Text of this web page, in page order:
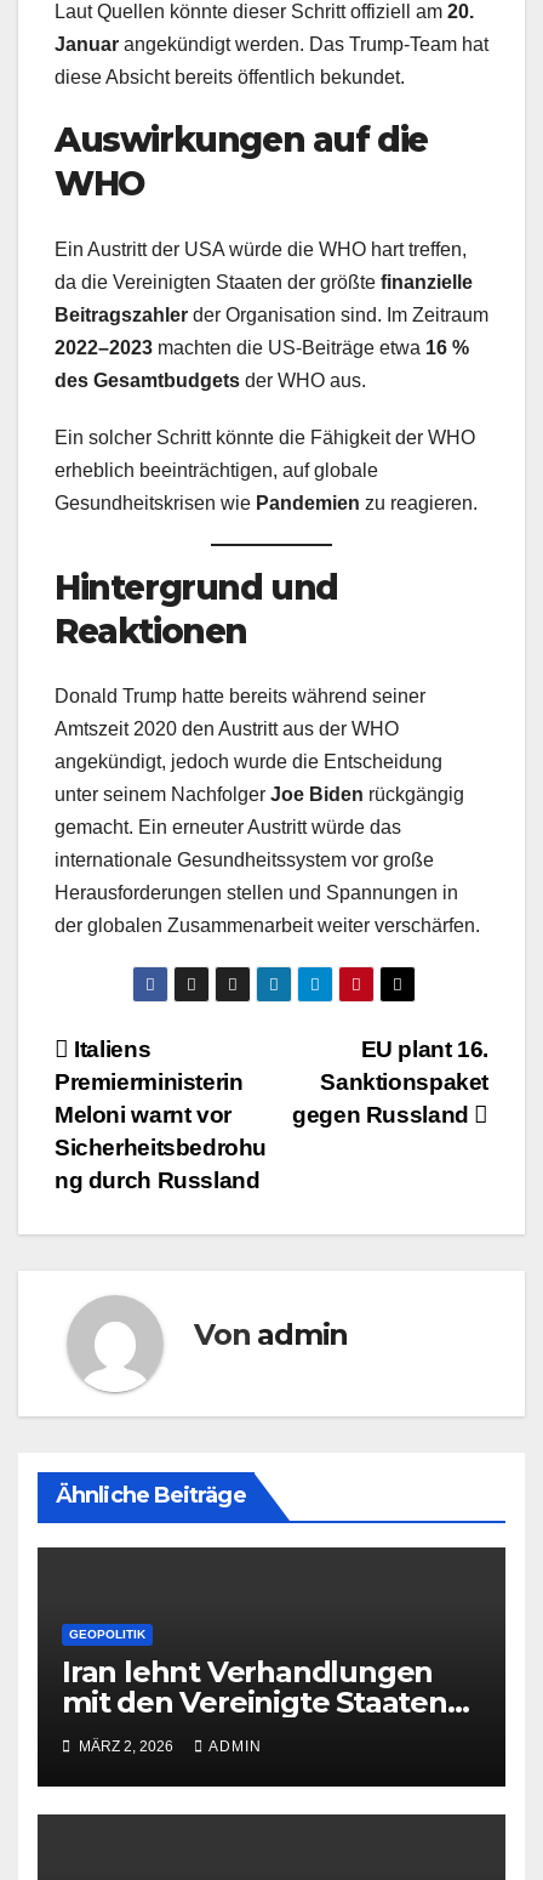
Laut Quellen könnte dieser Schritt offiziell am 20.
Januar angekündigt werden. Das Trump-Team hat
diese Absicht bereits öffentlich bekundet.
Auswirkungen auf die
WHO
Ein Austritt der USA würde die WHO hart treffen,
da die Vereinigten Staaten der größte finanzielle
Beitragszahler der Organisation sind. Im Zeitraum
2022–2023 machten die US-Beiträge etwa 16 %
des Gesamtbudgets der WHO aus.
Ein solcher Schritt könnte die Fähigkeit der WHO
erheblich beeinträchtigen, auf globale
Gesundheitskrisen wie Pandemien zu reagieren.
Hintergrund und
Reaktionen
Donald Trump hatte bereits während seiner
Amtszeit 2020 den Austritt aus der WHO
angekündigt, jedoch wurde die Entscheidung
unter seinem Nachfolger Joe Biden rückgängig
gemacht. Ein erneuter Austritt würde das
internationale Gesundheitssystem vor große
Herausforderungen stellen und Spannungen in
der globalen Zusammenarbeit weiter verschärfen.
BeitragsnavigationEU plant 16.
Sanktionspaket
gegen Russland
Italiens
Premierministerin
Meloni warnt vor
Sicherheitsbedrohu
ng durch Russland
Von admin
Ähnliche Beiträge
GEOPOLITIK
Iran lehnt Verhandlungen
mit den Vereinigte Staaten
abMÄRZ 2, 2026 ADMIN